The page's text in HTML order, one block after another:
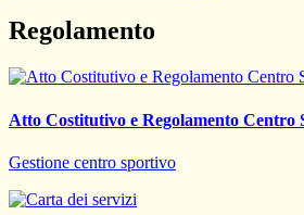
Regolamento
Atto Costitutivo e Regolamento Centro
Gestione centro sportivo